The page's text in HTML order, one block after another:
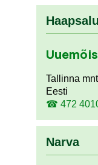
Haapsalu
Tallinna
Eesti
☎ 472
Narva